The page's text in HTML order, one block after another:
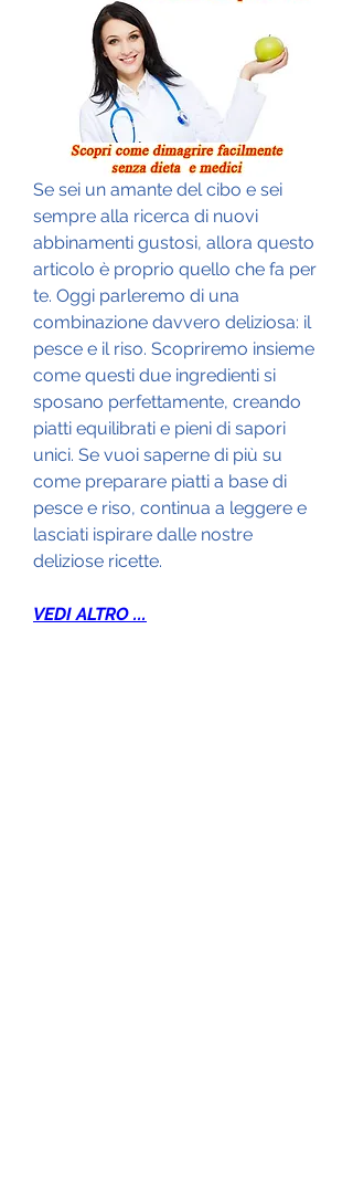
Se sei un amante del cibo e sei
sempre alla ricerca di nuovi
abbinamenti gustosi, allora questo
articolo è proprio quello che fa per
te. Oggi parleremo di una
combinazione davvero deliziosa: il
pesce e il riso. Scopriremo insieme
come questi due ingredienti si
sposano perfettamente, creando
piatti equilibrati e pieni di sapori
unici. Se vuoi saperne di più su
come preparare piatti a base di
pesce e riso, continua a leggere e
lasciati ispirare dalle nostre
deliziose ricette.
VEDI ALTRO ...